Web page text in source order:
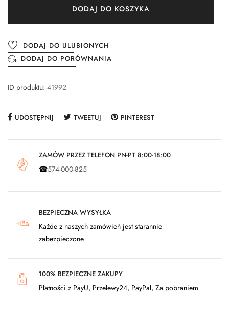
DODAJ DO KOSZYKA
DODAJ DO ULUBIONYCH
DODAJ DO PORÓWNANIA
ID produktu: 41992
UDOSTĘPNIJ TWEETUJ PINTEREST
ZAMÓW PRZEZ TELEFON PN-PT 8:00-18:00
☎574-000-825
BEZPIECZNA WYSYŁKA
Każde z naszych zamówień jest starannie
zabezpieczone
100% BEZPIECZNE ZAKUPY
Płatności z PayU, Przelewy24, PayPal, Za pobraniem